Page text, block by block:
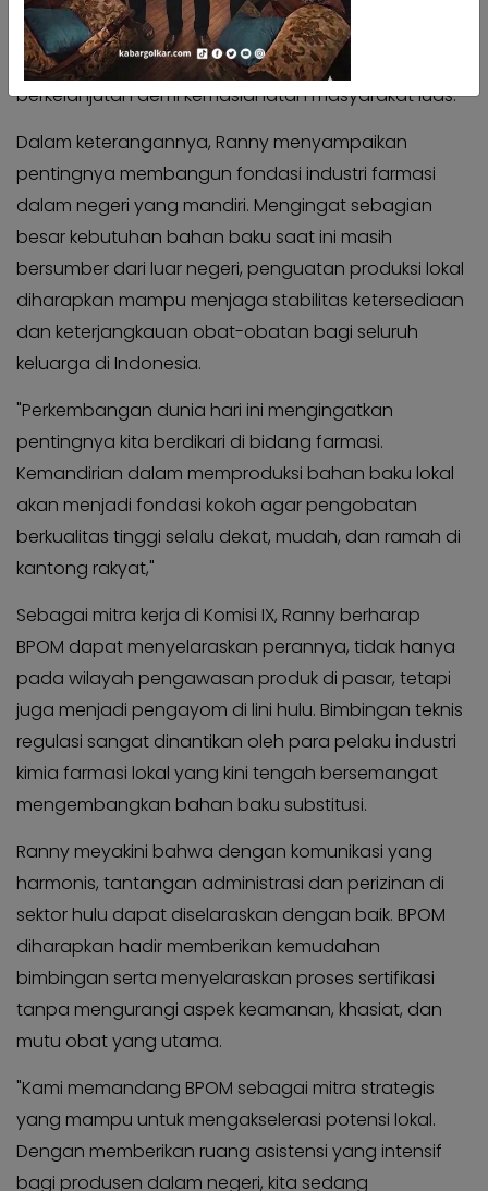
Kabar
Pilkada
Opini
Kader
Kabar
Kabar
Kabar
Kabinet
Kabar
UKM
Kabar
DPP
Pojok
Kagol
Kabar
Photo
Kabar
Pilkada
Opini
Kader
Kabar
Kabar
Kabar
Kabinet
Kabar
UKM
Kabar
Pojok
Kagol
KABAR
kolaboratif ini dipandang sebagai ikhtiar mulia guna
mewujudkan kemandirian farmasi nasional yang
berkelanjutan demi kemaslahatan masyarakat luas.
Dalam keterangannya, Ranny menyampaikan
pentingnya membangun fondasi industri farmasi
dalam negeri yang mandiri. Mengingat sebagian
besar kebutuhan bahan baku saat ini masih
bersumber dari luar negeri, penguatan produksi lokal
diharapkan mampu menjaga stabilitas ketersediaan
dan keterjangkauan obat-obatan bagi seluruh
keluarga di Indonesia.
"Perkembangan dunia hari ini mengingatkan
pentingnya kita berdikari di bidang farmasi.
Kemandirian dalam memproduksi bahan baku lokal
akan menjadi fondasi kokoh agar pengobatan
berkualitas tinggi selalu dekat, mudah, dan ramah di
kantong rakyat,"
Sebagai mitra kerja di Komisi IX, Ranny berharap
BPOM dapat menyelaraskan perannya, tidak hanya
pada wilayah pengawasan produk di pasar, tetapi
juga menjadi pengayom di lini hulu. Bimbingan teknis
regulasi sangat dinantikan oleh para pelaku industri
kimia farmasi lokal yang kini tengah bersemangat
mengembangkan bahan baku substitusi.
Ranny meyakini bahwa dengan komunikasi yang
harmonis, tantangan administrasi dan perizinan di
sektor hulu dapat diselaraskan dengan baik. BPOM
diharapkan hadir memberikan kemudahan
bimbingan serta menyelaraskan proses sertifikasi
tanpa mengurangi aspek keamanan, khasiat, dan
mutu obat yang utama.
"Kami memandang BPOM sebagai mitra strategis
yang mampu untuk mengakselerasi potensi lokal.
Dengan memberikan ruang asistensi yang intensif
bagi produsen dalam negeri, kita sedang